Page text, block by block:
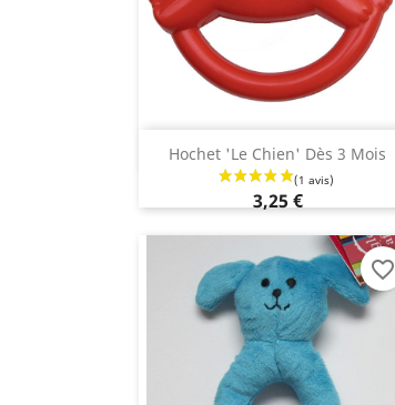
Hochet 'le Chien' Dès 3 Mois
3,25 €
Aperçu rapide
favorite_border